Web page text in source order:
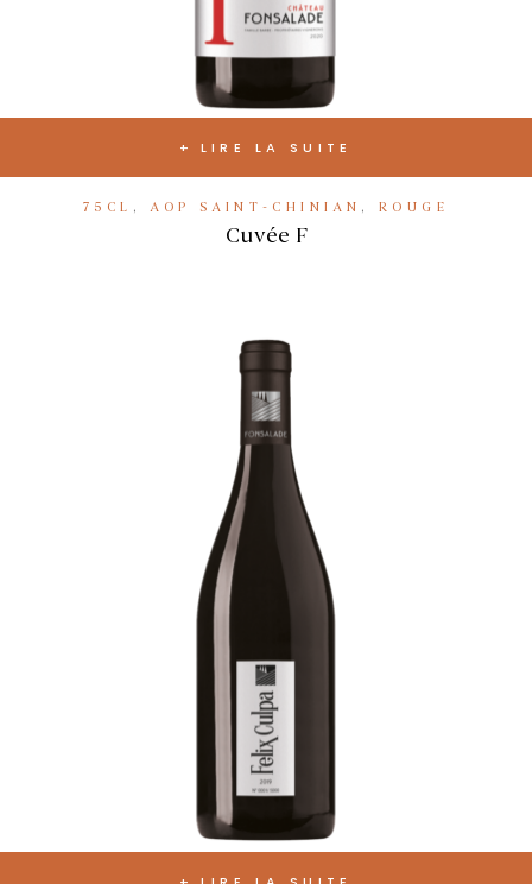
LIRE LA SUITE
75CL ,AOP SAINT-CHINIAN ,ROUGE
Cuvée F